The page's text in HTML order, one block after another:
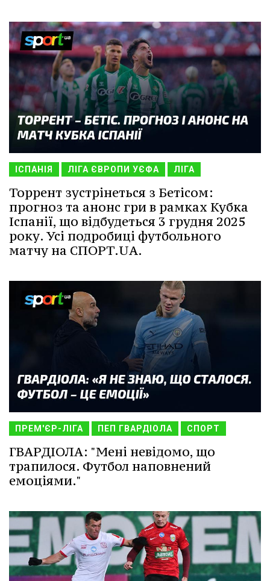
ІСПАНІЯ ЛІГА ЄВРОПИ УЄФА ЛІГА
Торрент зустрінеться з Бетісом:
прогноз та анонс гри в рамках Кубка
Іспанії, що відбудеться 3 грудня 2025
року. Усі подробиці футбольного
матчу на СПОРТ.UA.
ПРЕМ'ЄР-ЛІГА ПЕП ГВАРДІОЛА СПОРТ
ГВАРДІОЛА: "Мені невідомо, що
трапилося. Футбол наповнений
емоціями."